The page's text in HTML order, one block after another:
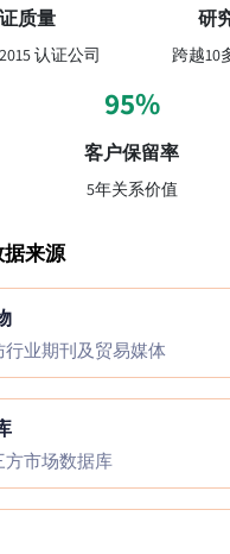
质量
认证公司
研
跨越10
95%
客户保留率
5年关系价值
来源
行业期刊及贸易媒体
方市场数据库